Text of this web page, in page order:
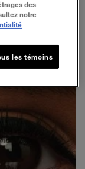
des
notre
les témoins